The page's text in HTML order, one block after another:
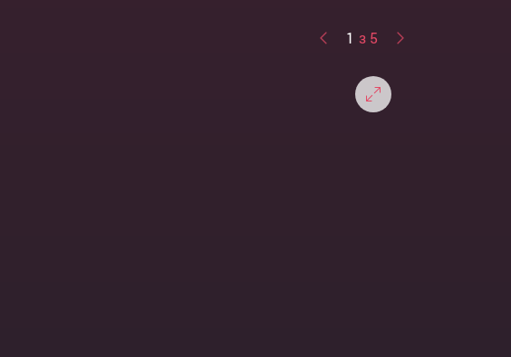
1 з 5